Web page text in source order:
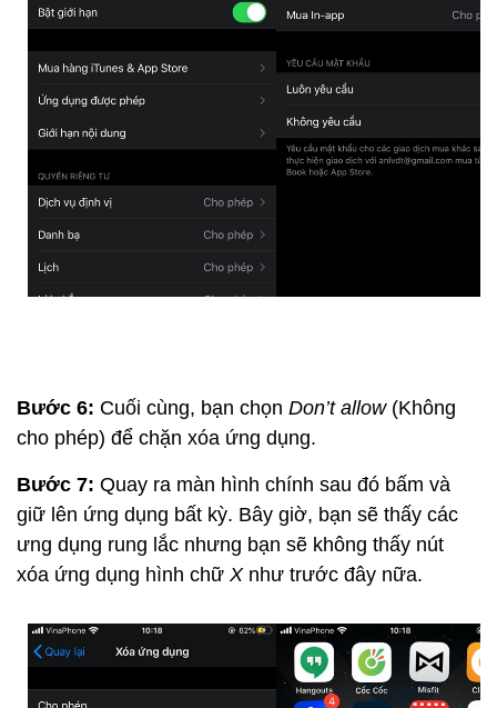
Bước 6: Cuối cùng, bạn chọn Don’t allow(Không
cho phép) để chặn xóa ứng dụng.
Bước 7: Quay ra màn hình chính sau đó bấm và
giữ lên ứng dụng bất kỳ. Bây giờ, bạn sẽ thấy các
ưng dụng rung lắc nhưng bạn sẽ không thấy nút
xóa ứng dụng hình chữ Xnhư trước đây nữa.